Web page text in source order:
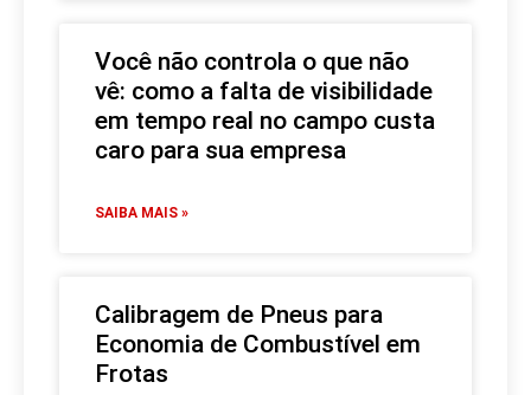
Você não controla o que não
vê: como a falta de visibilidade
em tempo real no campo custa
caro para sua empresa
SAIBA MAIS »
Calibragem de Pneus para
Economia de Combustível em
Frotas